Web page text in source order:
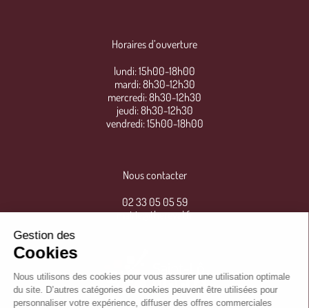
Horaires d’ouverture
lundi: 15h00-18h00
mardi: 8h30-12h30
mercredi: 8h30-12h30
jeudi: 8h30-12h30
vendredi: 15h00-18h00
Nous contacter
02 33 05 05 59
mairie@thereval.fr
Gestion des
Cookies
Nous utilisons des cookies pour vous assurer une utilisation optimale
du site. D’autres catégories de cookies peuvent être utilisées pour
personnaliser votre expérience, diffuser des offres commerciales